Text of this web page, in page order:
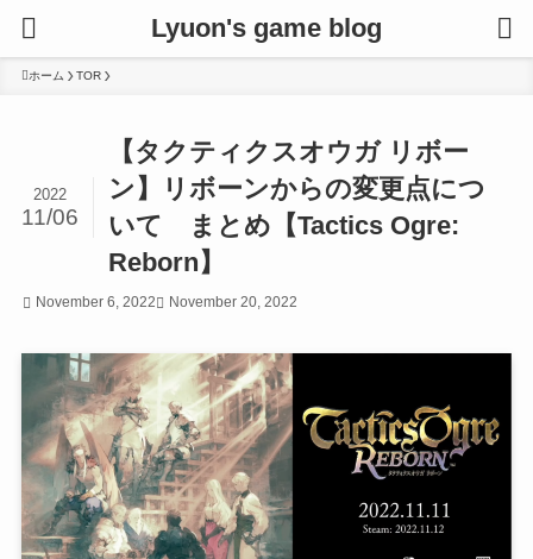
Lyuon's game blog
ホーム TOR
【タクティクスオウガ リボー
ン】リボーンからの変更点につ
いて まとめ【Tactics Ogre:
Reborn】
2022
11/06
November 6, 2022 November 20, 2022